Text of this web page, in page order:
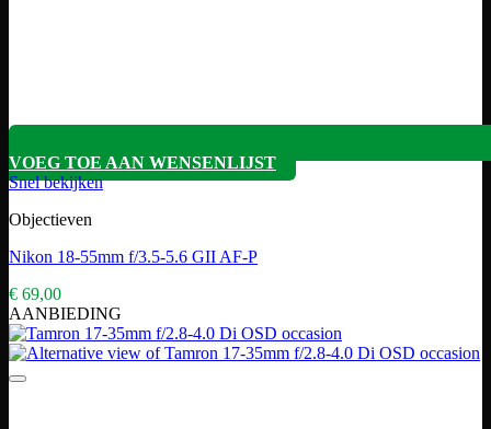
VOEG TOE AAN WENSENLIJST
Snel bekijken
Objectieven
Nikon 18-55mm f/3.5-5.6 GII AF-P
€ 69,00
AANBIEDING